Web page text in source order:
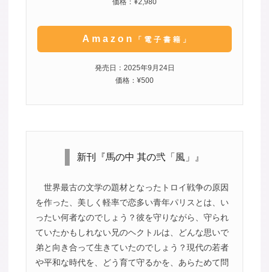
価格：¥2,980
Amazon 「電子書籍」
発売日：2025年9月24日
価格：¥500
新刊『馬の中 其の弐「風」』
世界最古の文学の題材となったトロイ戦争の原因
を作った、美しく軽率で恋多い青年パリスとは、い
ったい何者なのでしょう？彼を守りながら、守られ
ていたかもしれない兄のヘクトルは、どんな思いで
弟と向き合って生きていたのでしょう？現代の若者
や平和な時代を、どう育て守るかを、あらためて問